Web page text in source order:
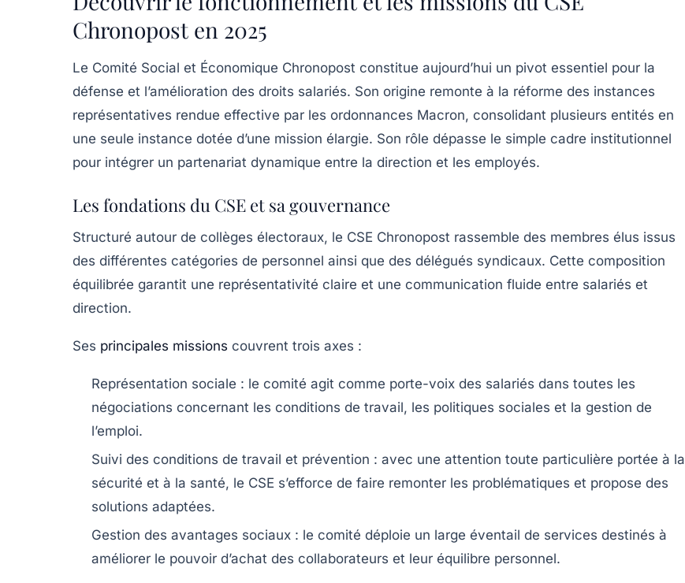
Chronopost en 2025
Le Comité Social et Économique Chronopost constitue aujourd’hui un pivot essentiel pour la
défense et l’amélioration des droits salariés. Son origine remonte à la réforme des instances
représentatives rendue effective par les ordonnances Macron, consolidant plusieurs entités en
une seule instance dotée d’une mission élargie. Son rôle dépasse le simple cadre institutionnel
pour intégrer un partenariat dynamique entre la direction et les employés.
Les fondations du CSE et sa gouvernance
Structuré autour de collèges électoraux, le CSE Chronopost rassemble des membres élus issus
des différentes catégories de personnel ainsi que des délégués syndicaux. Cette composition
équilibrée garantit une représentativité claire et une communication fluide entre salariés et
direction.
Ses principales missions couvrent trois axes :
Représentation sociale : le comité agit comme porte-voix des salariés dans toutes les
négociations concernant les conditions de travail, les politiques sociales et la gestion de
l’emploi.
Suivi des conditions de travail et prévention : avec une attention toute particulière portée à la
sécurité et à la santé, le CSE s’efforce de faire remonter les problématiques et propose des
solutions adaptées.
Gestion des avantages sociaux : le comité déploie un large éventail de services destinés à
améliorer le pouvoir d’achat des collaborateurs et leur équilibre personnel.